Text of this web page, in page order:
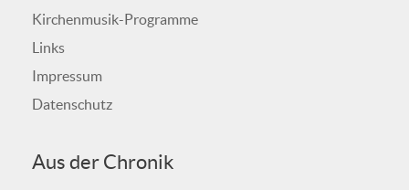
Kirchenmusik-Programme
Links
Impressum
Datenschutz
Aus der Chronik